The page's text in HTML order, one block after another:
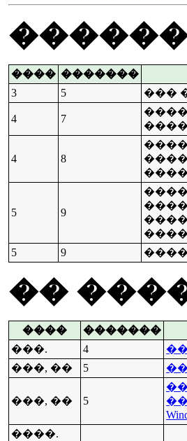
���� �������
3
5 ���
4 7
4 8
5 9
5
9
��
���� �������
���.
4
���, ��
5
���, �� 5
����.